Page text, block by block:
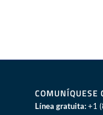
COMUNÍQUESE
Línea gratuita: +1